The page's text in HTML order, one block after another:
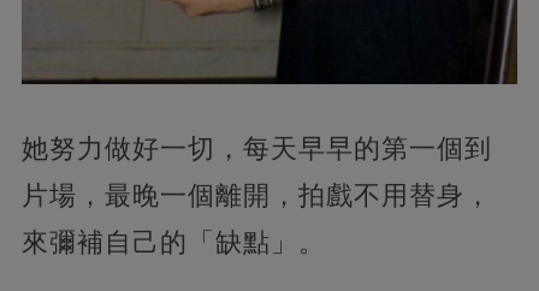
她努力做好一切，每天早早的第一個到
片場，最晚一個離開，拍戲不用替身，
來彌補自己的「缺點」。